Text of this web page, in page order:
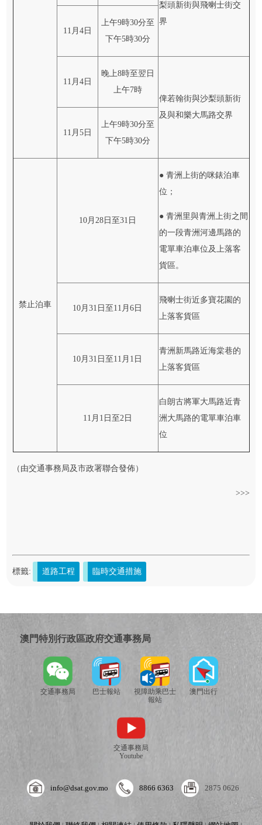
梨頭新街與飛喇士街交
界
11月4日
上午9時30分至
下午5時30分
11月4日
晚上8時至翌日
上午7時
俾若翰街與沙梨頭新街
及與和樂大馬路交界
11月5日
上午9時30分至
下午5時30分
禁止泊車
10月28日至31日
● 青洲上街的咪錶泊車
位；
● 青洲里與青洲上街之間
的一段青洲河邊馬路的
電單車泊車位及上落客
貨區。
10月31日至11月6日
飛喇士街近多寶花園的
上落客貨區
10月31日至11月1日
青洲新馬路近海棠巷的
上落客貨區
11月1日至2日
白朗古將軍大馬路近青
洲大馬路的電單車泊車
位
（由交通事務局及市政署聯合發佈）
>>>
標籤: 道路工程 臨時交通措施
澳門特別行政區政府交通事務局
交通事務局 巴士報站
視障助乘巴士
報站
澳門出行
交通事務局
Youtube
info@dsat.gov.mo 8866 6363 2875 0626